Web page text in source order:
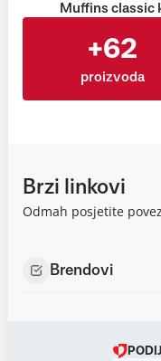
Muffins classic
+62
proizvoda
Brzi linkovi
Odmah posjetite
Brendovi